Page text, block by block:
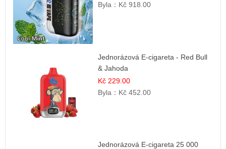
Byla： Kč 918.00
Jednorázová E-cigareta - Red Bull
& Jahoda
Kč 229.00
Byla： Kč 452.00
Jednorázová E-cigareta 25 000